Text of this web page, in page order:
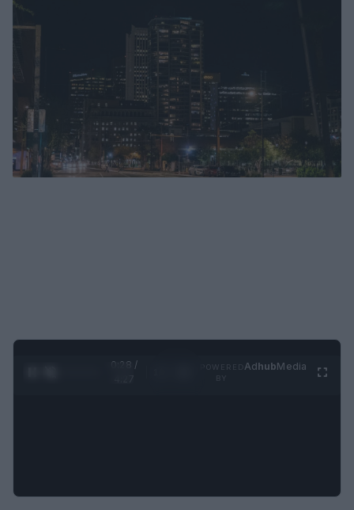
0:29 /
AdhubMedia